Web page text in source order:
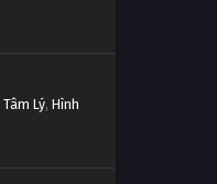
Tâm Lý, Hình